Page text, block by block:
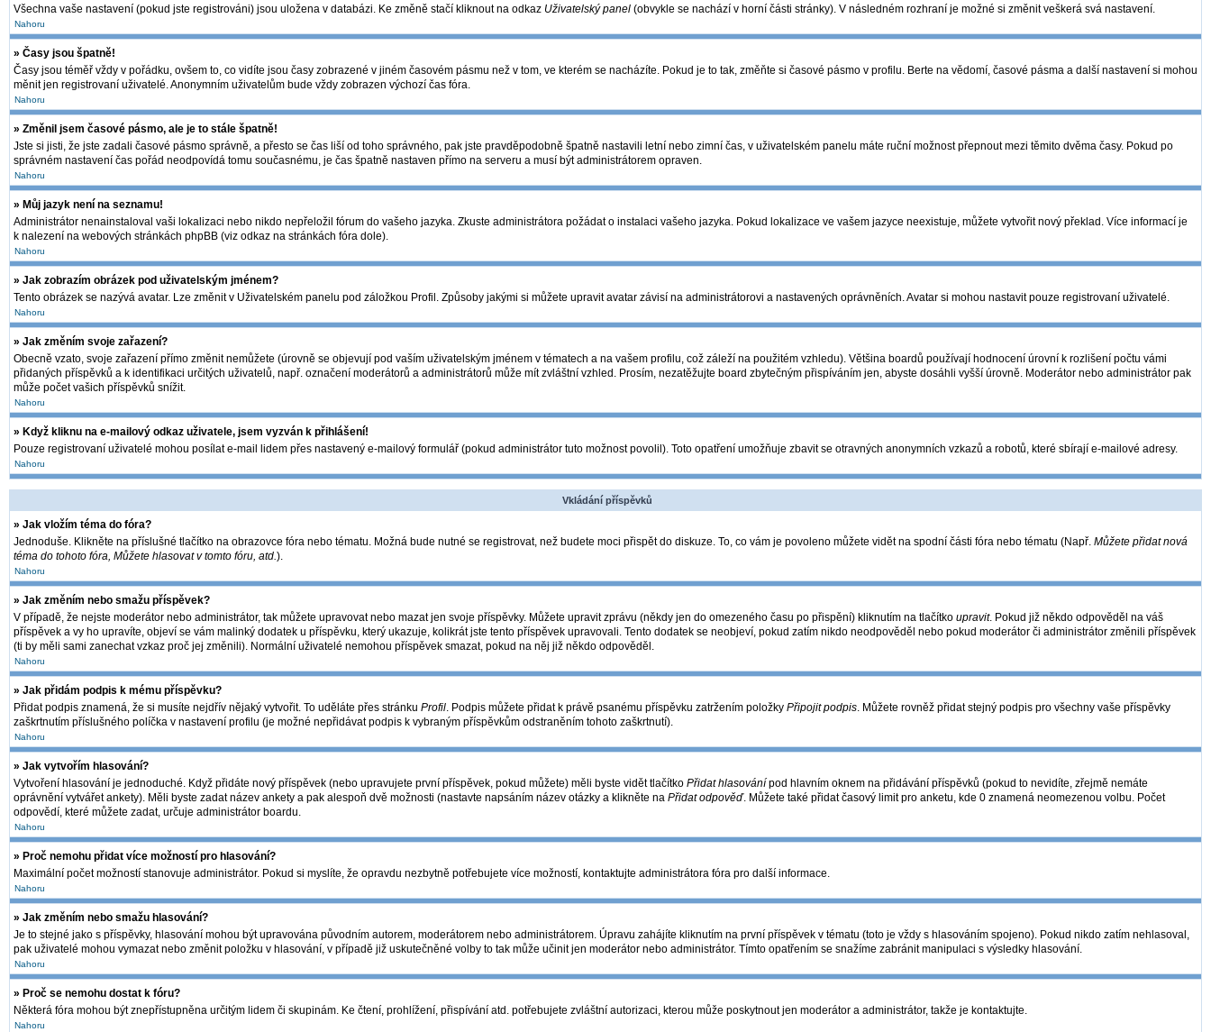
Všechna vaše nastavení (pokud jste registrováni) jsou uložena v databázi. Ke změně stačí kliknout na odkaz Uživatelský panel (obvykle se nachází v horní části stránky). V následném rozhraní je možné si změnit veškerá svá nastavení.
Nahoru
» Časy jsou špatně!
Časy jsou téměř vždy v pořádku, ovšem to, co vidíte jsou časy zobrazené v jiném časovém pásmu než v tom, ve kterém se nacházíte. Pokud je to tak, změňte si časové pásmo v profilu. Berte na vědomí, časové pásma a další nastavení si mohou
měnit jen registrovaní uživatelé. Anonymním uživatelům bude vždy zobrazen výchozí čas fóra.
Nahoru
» Změnil jsem časové pásmo, ale je to stále špatně!
Jste si jisti, že jste zadali časové pásmo správně, a přesto se čas liší od toho správného, pak jste pravděpodobně špatně nastavili letní nebo zimní čas, v uživatelském panelu máte ruční možnost přepnout mezi těmito dvěma časy. Pokud po
správném nastavení čas pořád neodpovídá tomu současnému, je čas špatně nastaven přímo na serveru a musí být administrátorem opraven.
Nahoru
» Můj jazyk není na seznamu!
Administrátor nenainstaloval vaši lokalizaci nebo nikdo nepřeložil fórum do vašeho jazyka. Zkuste administrátora požádat o instalaci vašeho jazyka. Pokud lokalizace ve vašem jazyce neexistuje, můžete vytvořit nový překlad. Více informací je
k nalezení na webových stránkách phpBB (viz odkaz na stránkách fóra dole).
Nahoru
» Jak zobrazím obrázek pod uživatelským jménem?
Tento obrázek se nazývá avatar. Lze změnit v Uživatelském panelu pod záložkou Profil. Způsoby jakými si můžete upravit avatar závisí na administrátorovi a nastavených oprávněních. Avatar si mohou nastavit pouze registrovaní uživatelé.
Nahoru
» Jak změním svoje zařazení?
Obecně vzato, svoje zařazení přímo změnit nemůžete (úrovně se objevují pod vaším uživatelským jménem v tématech a na vašem profilu, což záleží na použitém vzhledu). Většina boardů používají hodnocení úrovní k rozlišení počtu vámi
přidaných příspěvků a k identifikaci určitých uživatelů, např. označení moderátorů a administrátorů může mít zvláštní vzhled. Prosím, nezatěžujte board zbytečným přispíváním jen, abyste dosáhli vyšší úrovně. Moderátor nebo administrátor pak
může počet vašich příspěvků snížit.
Nahoru
» Když kliknu na e-mailový odkaz uživatele, jsem vyzván k přihlášení!
Pouze registrovaní uživatelé mohou posílat e-mail lidem přes nastavený e-mailový formulář (pokud administrátor tuto možnost povolil). Toto opatření umožňuje zbavit se otravných anonymních vzkazů a robotů, které sbírají e-mailové adresy.
Nahoru
Vkládání příspěvků
» Jak vložím téma do fóra?
Jednoduše. Klikněte na příslušné tlačítko na obrazovce fóra nebo tématu. Možná bude nutné se registrovat, než budete moci přispět do diskuze. To, co vám je povoleno můžete vidět na spodní části fóra nebo tématu (Např. Můžete přidat nová
téma do tohoto fóra, Můžete hlasovat v tomto fóru, atd.).
Nahoru
» Jak změním nebo smažu příspěvek?
V případě, že nejste moderátor nebo administrátor, tak můžete upravovat nebo mazat jen svoje příspěvky. Můžete upravit zprávu (někdy jen do omezeného času po přispění) kliknutím na tlačítko upravit. Pokud již někdo odpověděl na váš
příspěvek a vy ho upravíte, objeví se vám malinký dodatek u příspěvku, který ukazuje, kolikrát jste tento příspěvek upravovali. Tento dodatek se neobjeví, pokud zatím nikdo neodpověděl nebo pokud moderátor či administrátor změnili příspěvek
(ti by měli sami zanechat vzkaz proč jej změnili). Normální uživatelé nemohou příspěvek smazat, pokud na něj již někdo odpověděl.
Nahoru
» Jak přidám podpis k mému příspěvku?
Přidat podpis znamená, že si musíte nejdřív nějaký vytvořit. To uděláte přes stránku Profil. Podpis můžete přidat k právě psanému příspěvku zatržením položky Připojit podpis. Můžete rovněž přidat stejný podpis pro všechny vaše příspěvky
zaškrtnutím příslušného políčka v nastavení profilu (je možné nepřidávat podpis k vybraným příspěvkům odstraněním tohoto zaškrtnutí).
Nahoru
» Jak vytvořím hlasování?
Vytvoření hlasování je jednoduché. Když přidáte nový příspěvek (nebo upravujete první příspěvek, pokud můžete) měli byste vidět tlačítko Přidat hlasování pod hlavním oknem na přidávání příspěvků (pokud to nevidíte, zřejmě nemáte
oprávnění vytvářet ankety). Měli byste zadat název ankety a pak alespoň dvě možnosti (nastavte napsáním název otázky a klikněte na Přidat odpověď. Můžete také přidat časový limit pro anketu, kde 0 znamená neomezenou volbu. Počet
odpovědí, které můžete zadat, určuje administrátor boardu.
Nahoru
» Proč nemohu přidat více možností pro hlasování?
Maximální počet možností stanovuje administrátor. Pokud si myslíte, že opravdu nezbytně potřebujete více možností, kontaktujte administrátora fóra pro další informace.
Nahoru
» Jak změním nebo smažu hlasování?
Je to stejné jako s příspěvky, hlasování mohou být upravována původním autorem, moderátorem nebo administrátorem. Úpravu zahájíte kliknutím na první příspěvek v tématu (toto je vždy s hlasováním spojeno). Pokud nikdo zatím nehlasoval,
pak uživatelé mohou vymazat nebo změnit položku v hlasování, v případě již uskutečněné volby to tak může učinit jen moderátor nebo administrátor. Tímto opatřením se snažíme zabránit manipulaci s výsledky hlasování.
Nahoru
» Proč se nemohu dostat k fóru?
Některá fóra mohou být znepřístupněna určitým lidem či skupinám. Ke čtení, prohlížení, přispívání atd. potřebujete zvláštní autorizaci, kterou může poskytnout jen moderátor a administrátor, takže je kontaktujte.
Nahoru